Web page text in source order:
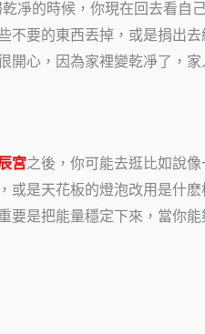
凈的時候，你現在回去看
不要的東西丟掉，或是捐出
開心，因為家裡變乾凈了，
宮之後，你可能去逛比如說
或是天花板的燈泡改用是什
要是把能量穩定下來，當你